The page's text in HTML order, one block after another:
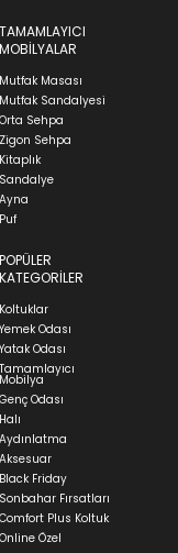
is an
available but
long.
sürecinizi
ve
hasar
ve
ziyaret ediniz.
süresi
şehre
5-24 iş
teslim
stok durumuna
edebilirsiniz.
bölümünü ziyaret
TAMAMLAYICI
MOBİLYALAR
Mutfak Masası
Mutfak Sandalyesi
Orta Sehpa
Zigon Sehpa
Kitaplık
Sandalye
Ayna
Puf
POPÜLER
KATEGORİLER
Koltuklar
Yemek Odası
Yatak Odası
Tamamlayıcı
Mobilya
Genç Odası
Halı
Aydınlatma
Aksesuar
Black Friday
Sonbahar Fırsatları
Comfort Plus Koltuk
Online Özel